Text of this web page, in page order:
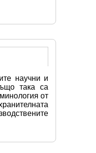
научни и
така са
от